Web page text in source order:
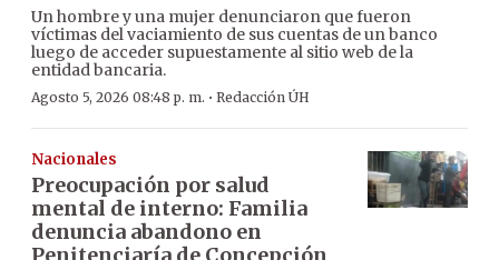
Un hombre y una mujer denunciaron que fueron
víctimas del vaciamiento de sus cuentas de un banco
luego de acceder supuestamente al sitio web de la
entidad bancaria.
Agosto 5, 2026 08:48 p. m. · Redacción ÚH
Nacionales
Preocupación por salud
mental de interno: Familia
denuncia abandono en